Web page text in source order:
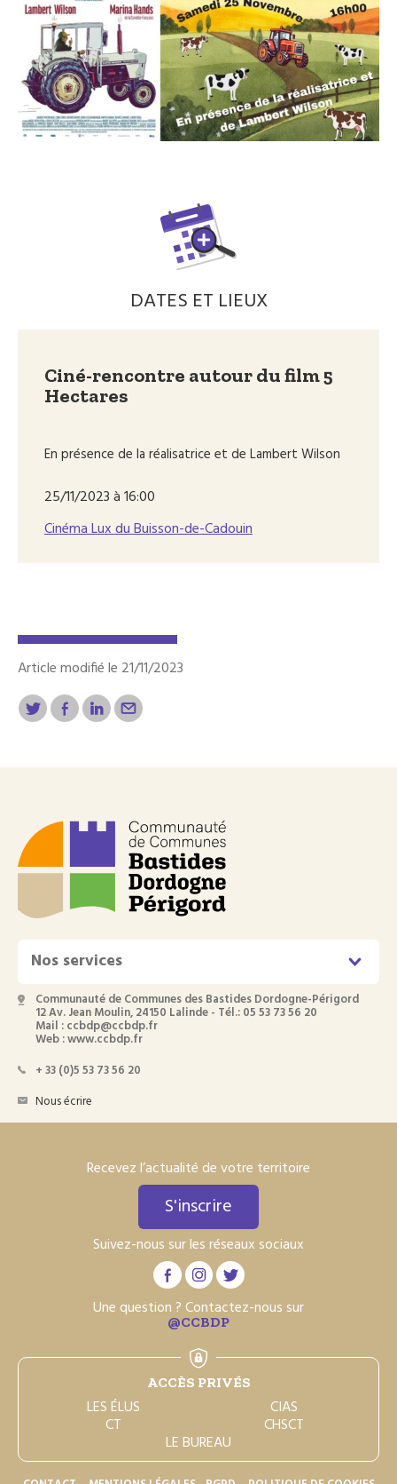
DATES ET LIEUX
Ciné-rencontre autour du film 5
Hectares
En présence de la réalisatrice et de Lambert Wilson
25/11/2023 à 16:00
Cinéma Lux du Buisson-de-Cadouin
Article modifié le 21/11/2023
Nos services
Communauté de Communes des Bastides Dordogne-Périgord
12 Av. Jean Moulin, 24150 Lalinde - Tél.: 05 53 73 56 20
Mail : ccbdp@ccbdp.fr
Web : www.ccbdp.fr
+ 33 (0)5 53 73 56 20
Nous écrire
Recevez l’actualité de votre territoire
S'inscrire
Suivez-nous sur les réseaux sociaux
Une question ? Contactez-nous sur
@CCBDP
ACCÈS PRIVÉS
LES ÉLUS CIAS
CT CHSCT
LE BUREAU